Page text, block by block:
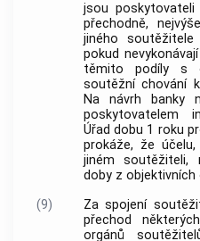
jsou poskytovateli
přechodně,
jiného soutěžitele
pokud
těmito podíly s
soutěžní chování
Na návrh
banky
poskytovatelem
Úřad dobu 1 roku
prokáže, že
jiném soutěžiteli,
doby z objektivních
(9)
Za spojení
přechod
orgánů